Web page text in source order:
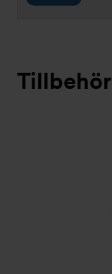
Tillbehör